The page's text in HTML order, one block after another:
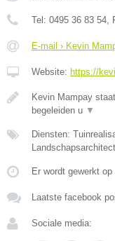
Tel: 0495 36 83 54,
E-mail › Kevin
Website: https://
Kevin Mampay
begeleiden u ▼
Diensten:
Er wordt gewerkt
Laatste facebook
Sociale media: